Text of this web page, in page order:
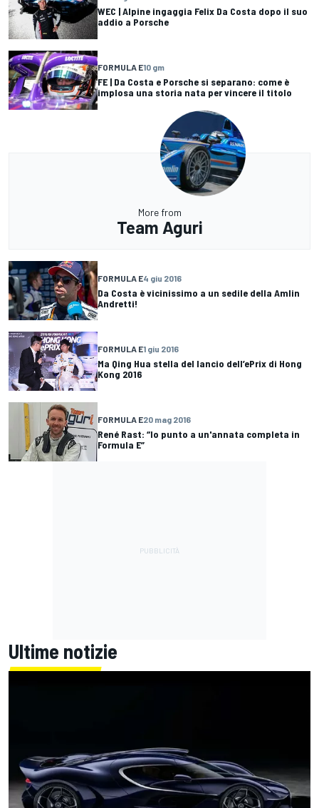
WEC | Alpine ingaggia Felix Da Costa dopo il suo
addio a Porsche
FORMULA E10 gm
FE | Da Costa e Porsche si separano: come è
implosa una storia nata per vincere il titolo
More from
Team Aguri
FORMULA E4 giu 2016
Da Costa è vicinissimo a un sedile della Amlin
Andretti!
FORMULA E1 giu 2016
Ma Qing Hua stella del lancio dell’ePrix di Hong
Kong 2016
FORMULA E20 mag 2016
René Rast: “Io punto a un'annata completa in
Formula E”
Ultime notizie